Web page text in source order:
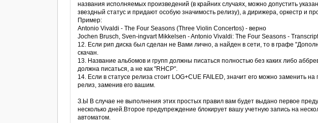
названия исполняемых произведений (в крайних случаях, можно допустить
звездный статус и придают особую значимость релизу), а дирижера, оркестр и
Пример:
Antonio Vivaldi - The Four Seasons (Three Violin Concertos) - верно
Jochen Brusch, Sven-ingvart Mikkelsen - Antonio Vivaldi: The Four Seasons -
12. Если рип диска был сделан не Вами лично, а найден в сети, то в графе
скачан.
13. Название альбомов и групп должны писаться полностью без каких либо
должна писаться, а не как "RHCP".
14. Если в статусе релиза стоит LOG+CUE FAILED, значит его можно заменить
релиз, заменив его вашим.
З.Ы В случае не выполнения этих простых правил вам будет выдано первое
несколько дней.Второе предупреждение блокирует вашу учетную запись на
автоматом.